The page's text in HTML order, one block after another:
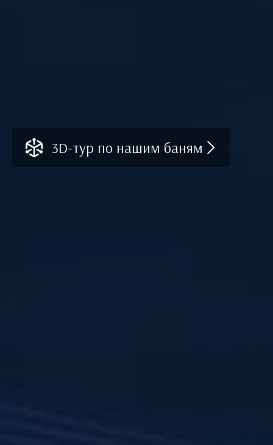
3D-тур по нашим баням